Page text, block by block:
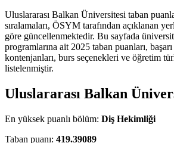
Uluslararası Balkan Üniversitesi taban
sıralamaları, ÖSYM tarafından açıklanan
göre güncellenmektedir. Bu sayfada
programlarına ait 2025 taban puanları, başarı
kontenjanları, burs seçenekleri ve öğretim
listelenmiştir.
Uluslararası Balkan
En yüksek puanlı bölüm: Diş Hekimliği
Taban puanı: 419.39089